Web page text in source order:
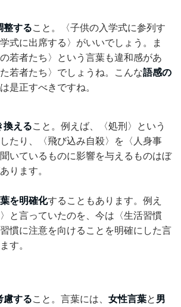
整すること。〈子供の入学式に参列す
式に出席する〉がいいでしょう。ま
若者たち〉という言葉も違和感があ
若者たち〉でしょうね。こんな語感の
は是正すべきですね。
換えること。例えば、〈処刑〉という
たり、〈飛び込み自殺〉を〈人身事
いているものに影響を与えるものはぼ
ります。
を明確化することもあります。例え
と言っていたのを、今は〈生活習慣
慣に注意を向けることを明確にした言
す。
慮すること。言葉には、 女性言葉と 男